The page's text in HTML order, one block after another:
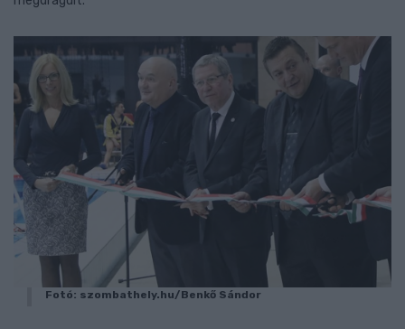
Fotó: szombathely.hu/Benkő Sándor